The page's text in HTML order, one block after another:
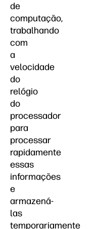
de
computação,
trabalhando
com
a
velocidade
do
relógio
do
processador
para
processar
rapidamente
essas
informações
e
armazená-
las
temporariamente